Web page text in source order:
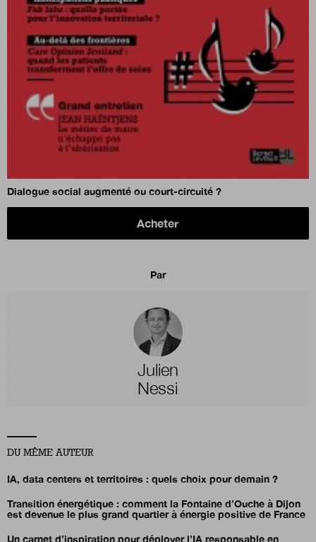
Dialogue social augmenté ou court-circuité ?
Acheter
Par
Julien
Nessi
DU MÊME AUTEUR
IA, data centers et territoires : quels choix pour demain ?
Transition énergétique : comment la Fontaine d’Ouche à Dijon
est devenue le plus grand quartier à énergie positive de France
Un carnet d’inspiration pour déployer l’IA responsable en